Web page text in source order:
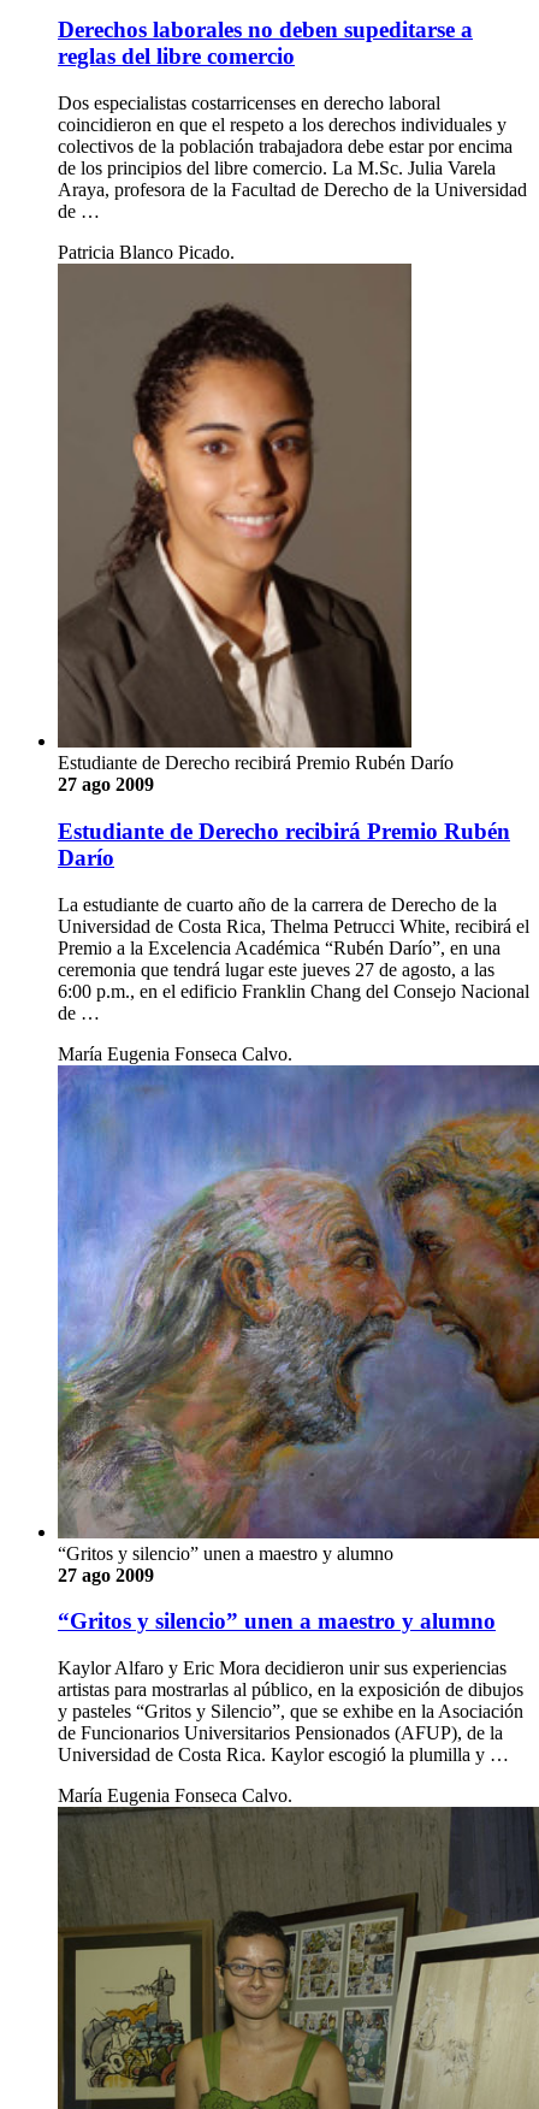
Derechos laborales no deben supeditarse a
reglas del libre comercio
Dos especialistas costarricenses en derecho laboral
coincidieron en que el respeto a los derechos individuales y
colectivos de la población trabajadora debe estar por encima
de los principios del libre comercio. La M.Sc. Julia Varela
Araya, profesora de la Facultad de Derecho de la Universidad
de …
Patricia Blanco Picado.
Estudiante de Derecho recibirá Premio Rubén Darío
27 ago 2009
Estudiante de Derecho recibirá Premio Rubén
Darío
La estudiante de cuarto año de la carrera de Derecho de la
Universidad de Costa Rica, Thelma Petrucci White, recibirá el
Premio a la Excelencia Académica “Rubén Darío”, en una
ceremonia que tendrá lugar este jueves 27 de agosto, a las
6:00 p.m., en el edificio Franklin Chang del Consejo Nacional
de …
María Eugenia Fonseca Calvo.
“Gritos y silencio” unen a maestro y alumno
27 ago 2009
“Gritos y silencio” unen a maestro y alumno
Kaylor Alfaro y Eric Mora decidieron unir sus experiencias
artistas para mostrarlas al público, en la exposición de dibujos
y pasteles “Gritos y Silencio”, que se exhibe en la Asociación
de Funcionarios Universitarios Pensionados (AFUP), de la
Universidad de Costa Rica. Kaylor escogió la plumilla y …
María Eugenia Fonseca Calvo.